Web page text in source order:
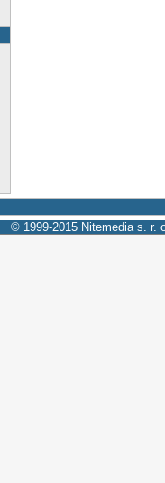
© 1999-2015 Nitemedia s. r.